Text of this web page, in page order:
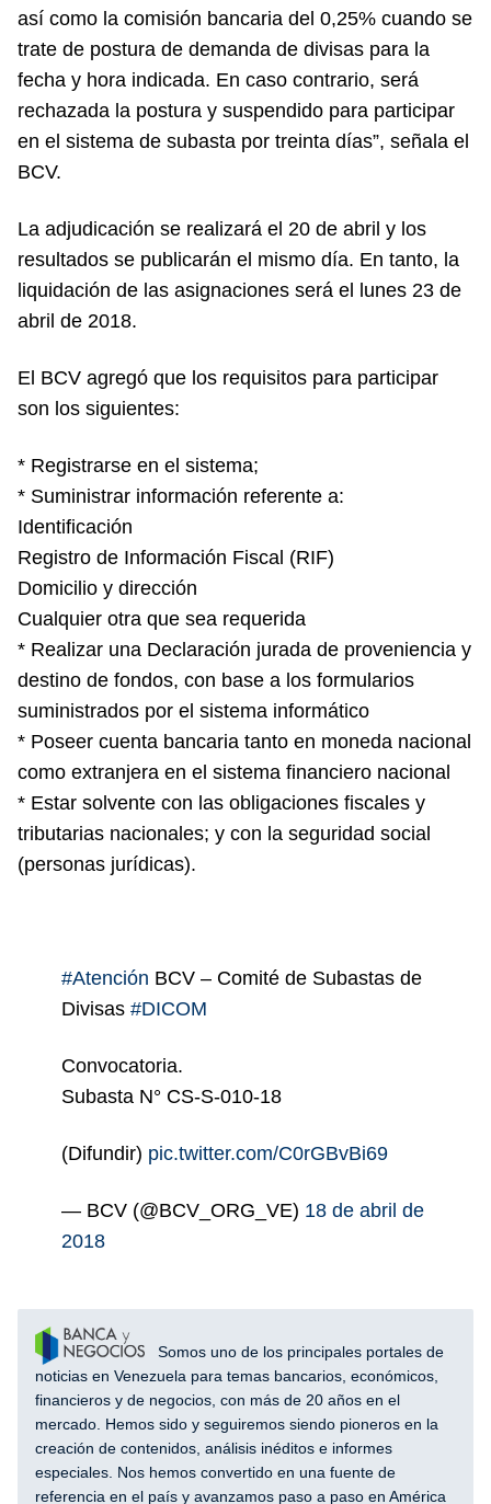
así como la comisión bancaria del 0,25% cuando se
trate de postura de demanda de divisas para la
fecha y hora indicada. En caso contrario, será
rechazada la postura y suspendido para participar
en el sistema de subasta por treinta días”, señala el
BCV.
La adjudicación se realizará el 20 de abril y los
resultados se publicarán el mismo día. En tanto, la
liquidación de las asignaciones será el lunes 23 de
abril de 2018.
El BCV agregó que los requisitos para participar
son los siguientes:
* Registrarse en el sistema;
* Suministrar información referente a:
Identificación
Registro de Información Fiscal (RIF)
Domicilio y dirección
Cualquier otra que sea requerida
* Realizar una Declaración jurada de proveniencia y
destino de fondos, con base a los formularios
suministrados por el sistema informático
* Poseer cuenta bancaria tanto en moneda nacional
como extranjera en el sistema financiero nacional
* Estar solvente con las obligaciones fiscales y
tributarias nacionales; y con la seguridad social
(personas jurídicas).
#Atención BCV – Comité de Subastas de
Divisas #DICOM
Convocatoria.
Subasta N° CS-S-010-18
(Difundir) pic.twitter.com/C0rGBvBi69
— BCV (@BCV_ORG_VE) 18 de abril de
2018
Somos uno de los principales portales de
noticias en Venezuela para temas bancarios, económicos,
financieros y de negocios, con más de 20 años en el
mercado. Hemos sido y seguiremos siendo pioneros en la
creación de contenidos, análisis inéditos e informes
especiales. Nos hemos convertido en una fuente de
referencia en el país y avanzamos paso a paso en América